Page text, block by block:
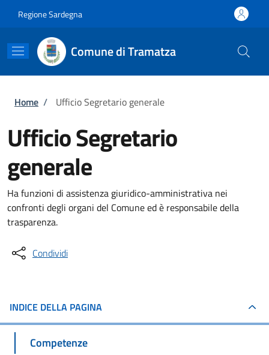
Regione Sardegna
Comune di Tramatza
Briciole di pane
Home / Ufficio Segretario generale
Ufficio Segretario
generale
Ha funzioni di assistenza giuridico-amministrativa nei
confronti degli organi del Comune ed è responsabile della
trasparenza.
Condividi
INDICE DELLA PAGINA
Competenze